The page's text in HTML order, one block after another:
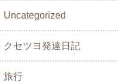
Uncategorized
クセツヨ発達日記
旅行